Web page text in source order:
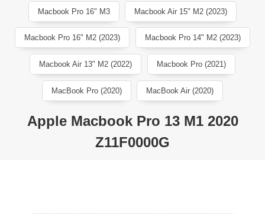
Macbook Pro 16" M3 Macbook Air 15" M2 (2023)
Macbook Pro 16" M2 (2023) Macbook Pro 14" M2 (2023)
Macbook Air 13" M2 (2022) Macbook Pro (2021)
MacBook Pro (2020) MacBook Air (2020)
Apple Macbook Pro 13 M1 2020
Z11F0000G